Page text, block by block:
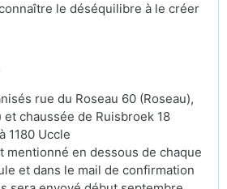
le déséquilibre à le créer
rue du Roseau 60 (Roseau),
chaussée de Ruisbroek 18
1180 Uccle
mentionné en dessous de chaque
et dans le mail de confirmation